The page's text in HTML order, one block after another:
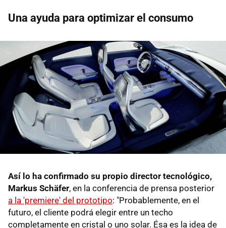
Una ayuda para optimizar el consumo
Así lo ha confirmado su propio director tecnológico,
Markus Schäfer, en la conferencia de prensa posterior
a la 'premiere' del prototipo: "Probablemente, en el
futuro, el cliente podrá elegir entre un techo
completamente en cristal o uno solar. Ésa es la idea de